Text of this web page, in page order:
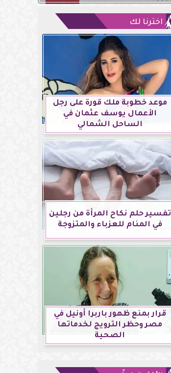
اخترنا لك
موعد خطوبة ملك قورة على رجل
الأعمال يوسف عثمان في
الساحل الشمالي
تفسير حلم نكاح المرأة من رجلين
في المنام للعزباء والمتزوجة
قرار بمنع ظهور باربرا أونيل في
مصر وحظر الترويج لخدماتها
الصحية